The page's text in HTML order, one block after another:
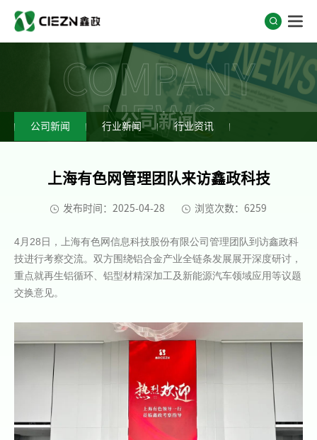
COMPANY
NEWS
公司新闻
公司新闻 行业新闻 行业资讯
上海有色网管理团队来访鑫政科技
发布时间：2025-04-28 浏览次数：6259
4月28日，上海有色网信息科技股份有限公司管理团队到访鑫政科
技进行考察交流。双方围绕铝合金产业全链条发展展开深度研讨，
重点就再生铝循环、铝型材精深加工及新能源汽车领域应用等议题
交换意见。